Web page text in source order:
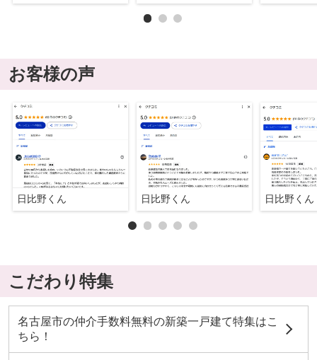
お客様の声
日比野くん 日比野くん 日比野くん
こだわり特集
名古屋市の仲介手数料無料の新築一戸建て特集はこ
ちら！